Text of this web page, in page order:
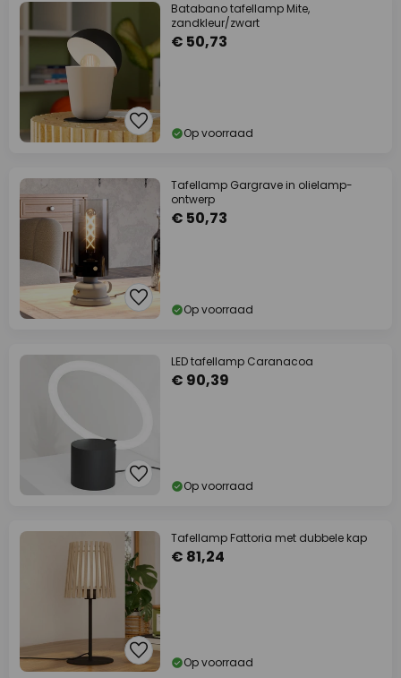
Batabano tafellamp Mite,
zandkleur/zwart
€ 50,73
Op voorraad
Tafellamp Gargrave in olielamp-
ontwerp
€ 50,73
Op voorraad
LED tafellamp Caranacoa
€ 90,39
Op voorraad
Tafellamp Fattoria met dubbele kap
€ 81,24
Op voorraad